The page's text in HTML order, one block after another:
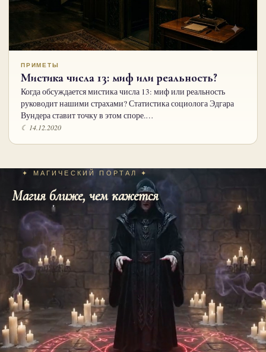
ПРИМЕТЫ
Мистика числа 13: миф или реальность?
Когда обсуждается мистика числа 13: миф или реальность
руководит нашими страхами? Статистика социолога Эдгара
Вундера ставит точку в этом споре.…
☾ 14.12.2020
✦ МАГИЧЕСКИЙ ПОРТАЛ ✦
Магия ближе, чем кажется